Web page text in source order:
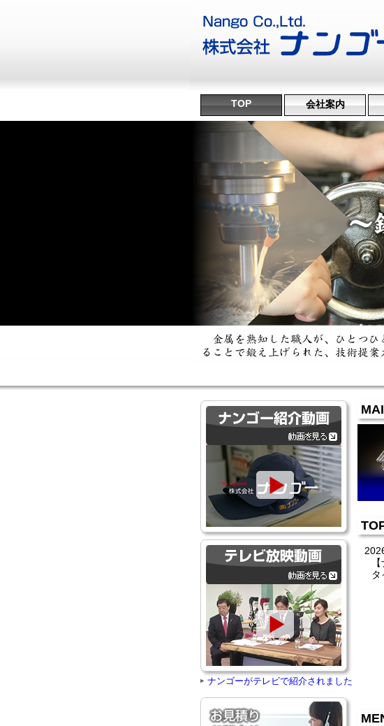
TOP
会社案内
ミッション
会社概要
機械設備
沿革・受賞歴
ナンゴーがテレビで紹介されました